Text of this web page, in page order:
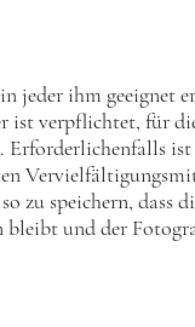
ihm geeignet
ist verpflichtet, für
speichern, dass
und der